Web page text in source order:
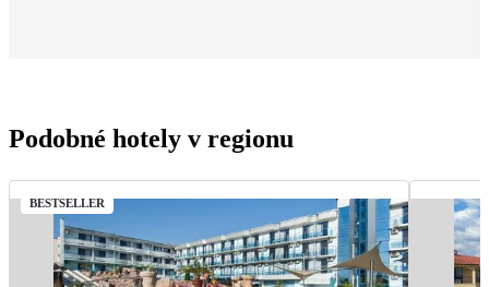
Podobné hotely v regionu
BESTSELLER